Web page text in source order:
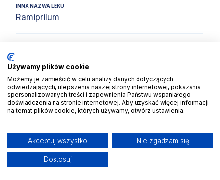
INNA NAZWA LEKU
Ramiprilum
ludzki
Brak danych
Używamy plików cookie
Możemy je zamieścić w celu analizy danych dotyczących
odwiedzających, ulepszenia naszej strony internetowej, pokazania
spersonalizowanych treści i zapewnienia Państwu wspaniałego
doświadczenia na stronie internetowej. Aby uzyskać więcej informacji
na temat plików cookie, których używamy, otwórz ustawienia.
Akceptuj wszystko Nie zgadzam się
Dostosuj